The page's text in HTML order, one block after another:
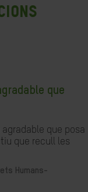
que
que posa
que recull les
Humans-